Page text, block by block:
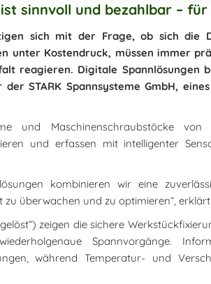
sinnvoll und bezahlbar –
sich mit der Frage, ob sich die
unter Kostendruck, müssen immer
reagieren. Digitale Spannlösungen
STARK Spannsysteme GmbH,
und Maschinenschraubstöcke
und erfassen mit intelligenter
kombinieren wir eine
zu überwachen und zu optimieren“, erklärt
zeigen die sichere
Spannvorgänge.
während Temperatur- und